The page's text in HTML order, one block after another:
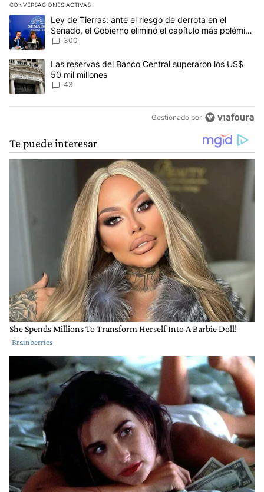
CONVERSACIONES ACTIVAS
Este listado muestra los artículos con más comentarios en los
Un artículo de tendencia con el título "Ley de Tierras: ante el
Ley de Tierras: ante el riesgo de derrota en el
Senado, el Gobierno eliminó el capítulo más polémico
del proyecto
300
Un artículo de tendencia con el título "Las reservas del Banco
Las reservas del Banco Central superaron los US$
50 mil millones
43
Gestionado por